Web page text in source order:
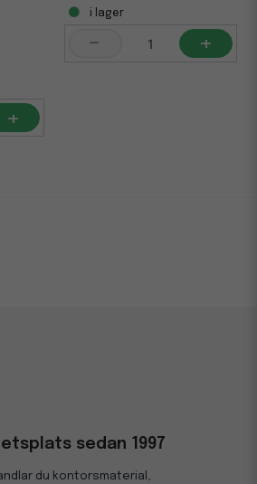
+
i lager
- +
sedan 1997
du kontorsmaterial,